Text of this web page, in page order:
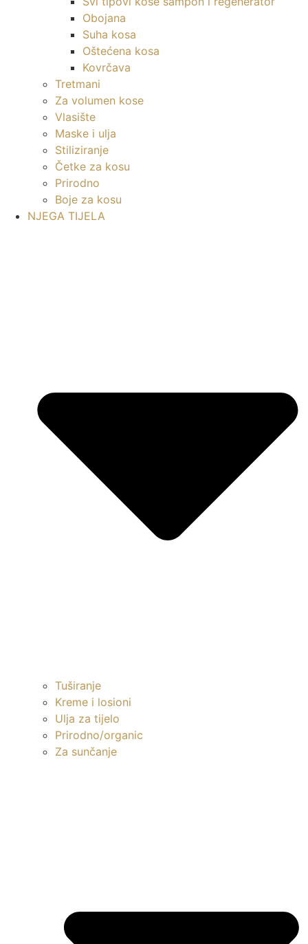
Obojana
Suha kosa
Oštećena kosa
Kovrčava
Tretmani
Za volumen kose
Vlasište
Maske i ulja
Stiliziranje
Četke za kosu
Prirodno
Boje za kosu
NJEGA TIJELA
Tuširanje
Kreme i losioni
Ulja za tijelo
Prirodno/organic
Za sunčanje